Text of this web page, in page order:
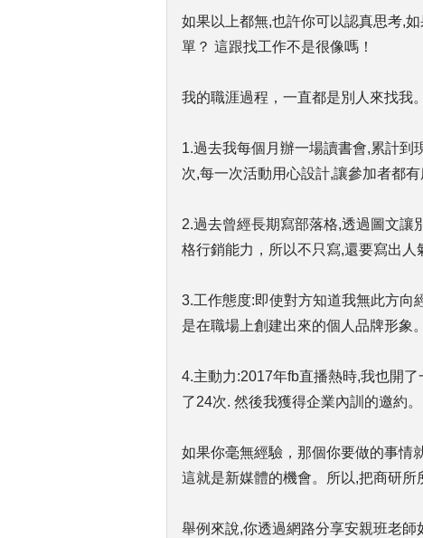
如果以上都無,也許你可以認真思考,
單？ 這跟找工作不是很像嗎！
我的職涯過程，一直都是別人來找我
1.過去我每個月辦一場讀書會,累計到
次,每一次活動用心設計,讓參加者都
2.過去曾經長期寫部落格,透過圖文讓
格行銷能力，所以不只寫,還要寫出人
3.工作態度:即使對方知道我無此方向
是在職場上創建出來的個人品牌形象。
4.主動力:2017年fb直播熱時,我也開
了24次. 然後我獲得企業內訓的邀約
如果你毫無經驗，那個你要做的事情
這就是新媒體的機會。所以,把商研所
舉例來說,你透過網路分享安親班老